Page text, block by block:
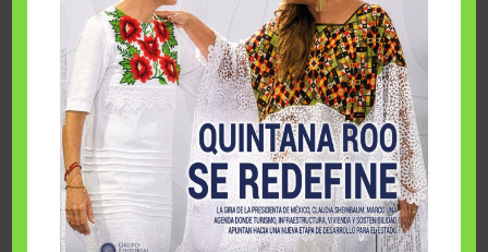
Fairmont Mayakoba y Make-A-Wish México unieron
esfuerzos para hacer realidad el deseo de una …